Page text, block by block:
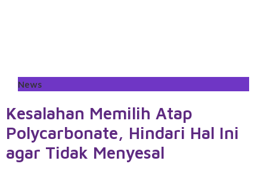
News
Kesalahan Memilih Atap
Polycarbonate, Hindari Hal Ini
agar Tidak Menyesal